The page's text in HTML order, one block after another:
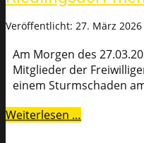
Veröffentlicht: 27. März 2026
Am Morgen des
Mitglieder der
einem Sturmschaden
Weiterlesen …